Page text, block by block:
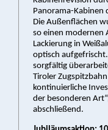
Panorama-Kabinen
Die Außenflächen
so einen modernen
Lackierung in
optisch
sorgfältig
Tiroler
kontinuierliche
der besonderen
abschließend.